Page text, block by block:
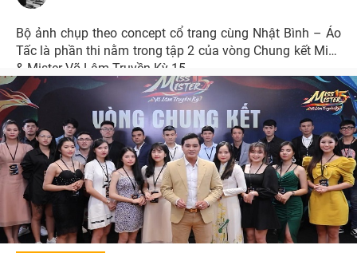
Bộ ảnh chụp theo concept cổ trang cùng Nhật Bình – Áo
Tấc là phần thi nằm trong tập 2 của vòng Chung kết Miss
& Mister Võ Lâm Truyền Kỳ 15.